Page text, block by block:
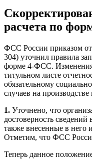
расчета по
ФСС России приказом
304) уточнил правила
форме 4-ФСС. Изменения
титульном листе
обязательному
случаев на
1. Уточнено, что
достоверность сведений
также внесенные в него
Отметим, что ФСС
Теперь данное